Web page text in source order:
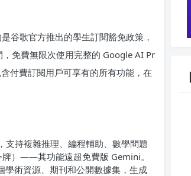
谷歌官方推出的學生訂閱豁免政策，
免費無限次使用完整的 Google AI Pr
付費訂閱用戶可享有的所有功能，在
支持複雜推理、編程輔助、數學問題
）——其功能遠超免費版 Gemini。
學術資源、期刊和公開數據集，生成